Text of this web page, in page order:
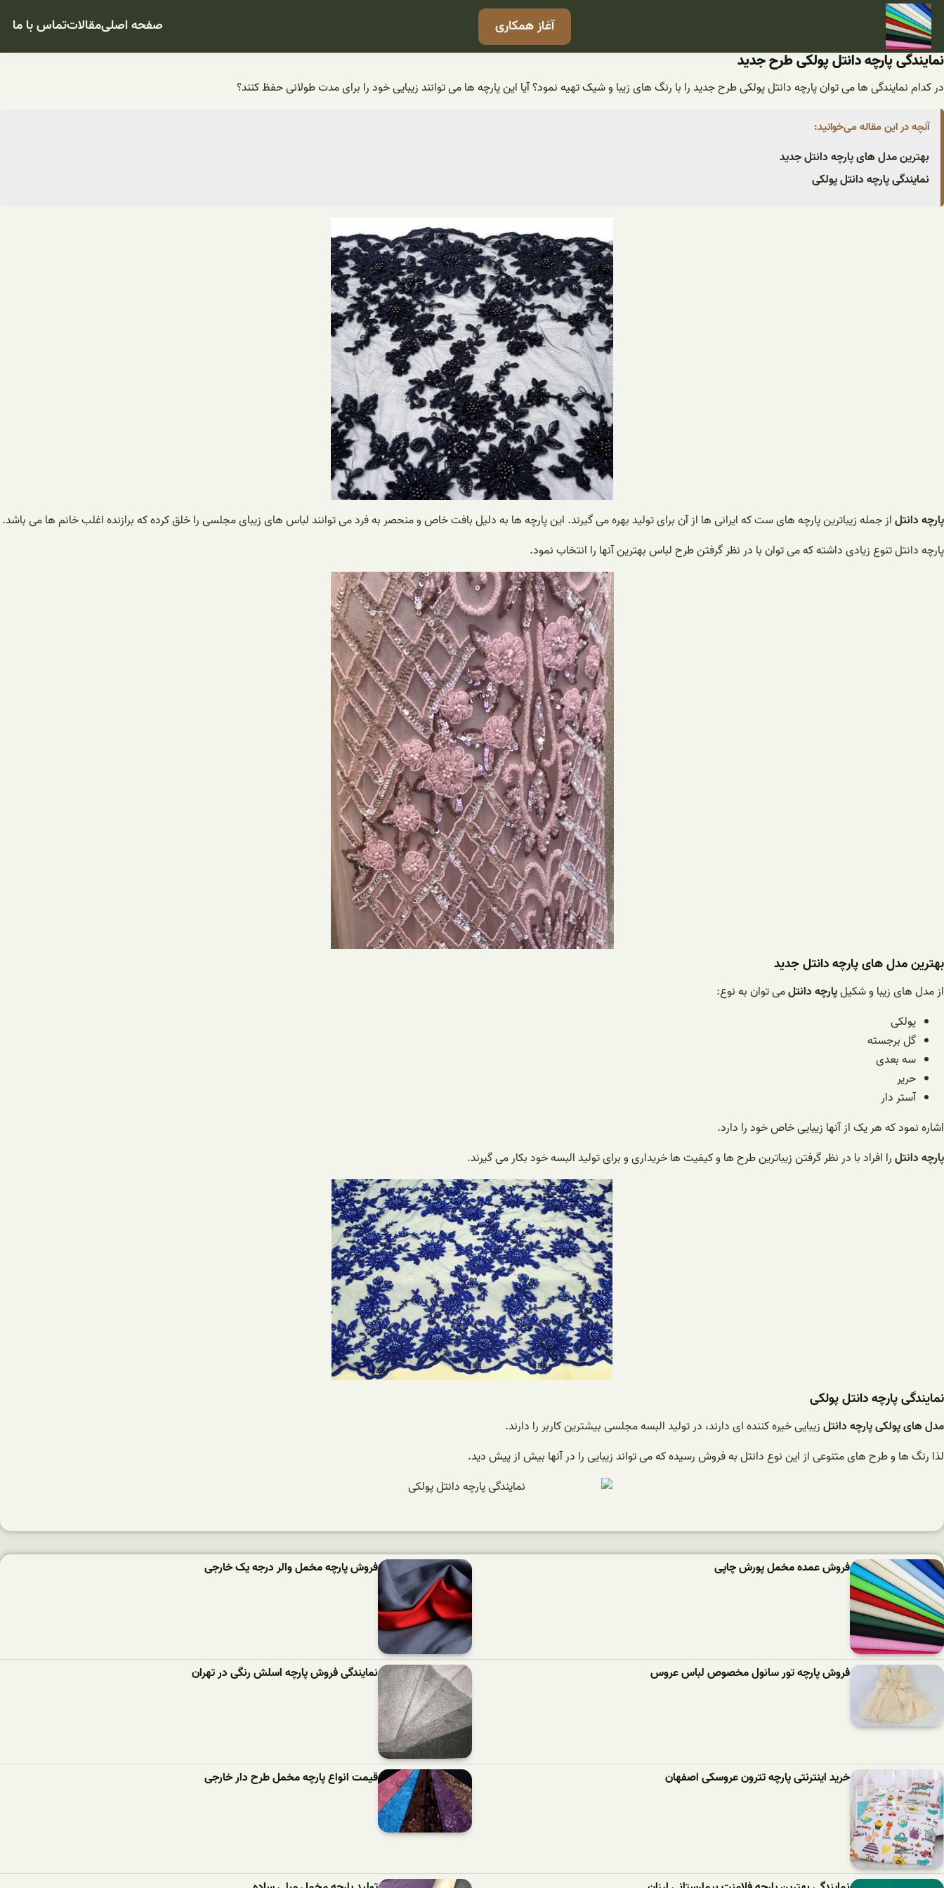
رفتن
محتوا
آغاز همکاری صفحه اصلیمقالاتتماس با ما
نمایندگی پارچه دانتل پولکی طرح جدید
در کدام نمایندگی ها می توان پارچه دانتل پولکی طرح جدید را با رنگ های زیبا و شیک تهیه نمود؟ آیا این پارچه ها می توانند زیبایی خود را برای مدت طولانی حفظ کنند؟
آنچه در این مقاله می‌خوانید:
بهترین مدل های پارچه دانتل جدید
نمایندگی پارچه دانتل پولکی
پارچه دانتلاز جمله زیباترین پارچه های ست که ایرانی ها از آن برای تولید بهره می گیرند. این پارچه ها به دلیل بافت خاص و منحصر به فرد می توانند لباس های زیبای مجلسی را خلق کرده که برازنده اغلب خانم ها می باشد.
پارچه دانتل تنوع زیادی داشته که می توان با در نظر گرفتن طرح لباس بهترین آنها را انتخاب نمود.
بهترین مدل های پارچه دانتل جدید
از مدل های زیبا و شکیلپارچه دانتلمی توان به نوع:
پولکی
گل برجسته
سه بعدی
حریر
آستر دار
اشاره نمود که هر یک از آنها زیبایی خاص خود را دارد.
پارچه دانتلرا افراد با در نظر گرفتن زیباترین طرح ها و کیفیت ها خریداری و برای تولید البسه خود بکار می گیرند.
نمایندگی پارچه دانتل پولکی
مدل های پولکی پارچه دانتلزیبایی خیره کننده ای دارند، در تولید البسه مجلسی بیشترین کاربر را دارند.
لذا رنگ ها و طرح های متنوعی از این نوع دانتل به فروش رسیده که می تواند زیبایی را در آنها بیش از پیش دید.
فروش عمده مخمل پورش چاپی فروش پارچه مخمل والر درجه یک خارجی
فروش پارچه تور سانول مخصوص لباس عروس نمایندگی فروش پارچه اسلش رنگی در تهران
خرید اینترنتی پارچه تترون عروسکی اصفهان قیمت انواع پارچه مخمل طرح دار خارجی